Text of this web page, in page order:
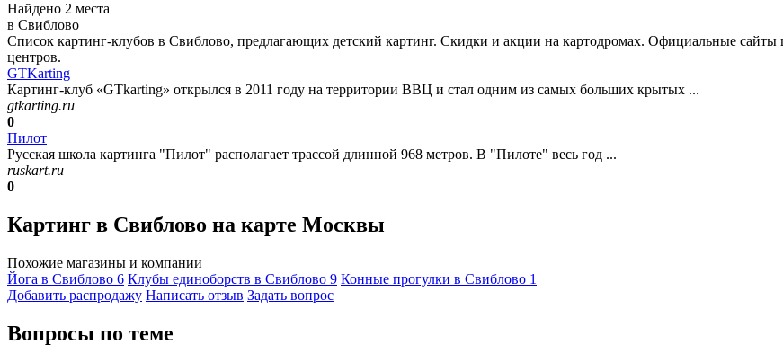
Найдено 2 места
в Свиблово
Список картинг-клубов в Свиблово, предлагающих детский картинг. Скидки и акции на картодромах. Официальные сайты
центров.
GTKarting
Картинг-клуб «GTkarting» открылся в 2011 году на территории ВВЦ и стал одним из самых больших крытых ...
gtkarting.ru
0
Пилот
Русская школа картинга "Пилот" располагает трассой длинной 968 метров. В "Пилоте" весь год ...
ruskart.ru
0
Картинг в Свиблово на карте Москвы
Похожие магазины и компании
Йога в Свиблово 6 Клубы единоборств в Свиблово 9 Конные прогулки в Свиблово 1
Добавить раcпродажу Написать отзыв Задать вопрос
Вопросы по теме